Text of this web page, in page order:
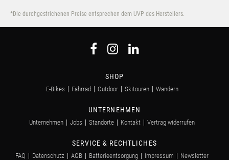
*Die durchgestrichenen Preise entsprechen dem UVP des Herstellers.
SHOP
E-Bikes Fahrrad Outdoor Skitouren Wandern
UNTERNEHMEN
Unternehmen Jobs Standorte Kontakt Vertrag widerrufen
SERVICE & RECHTLICHES
FAQ Datenschutz AGB Batterieentsorgung Impressum Newsletter